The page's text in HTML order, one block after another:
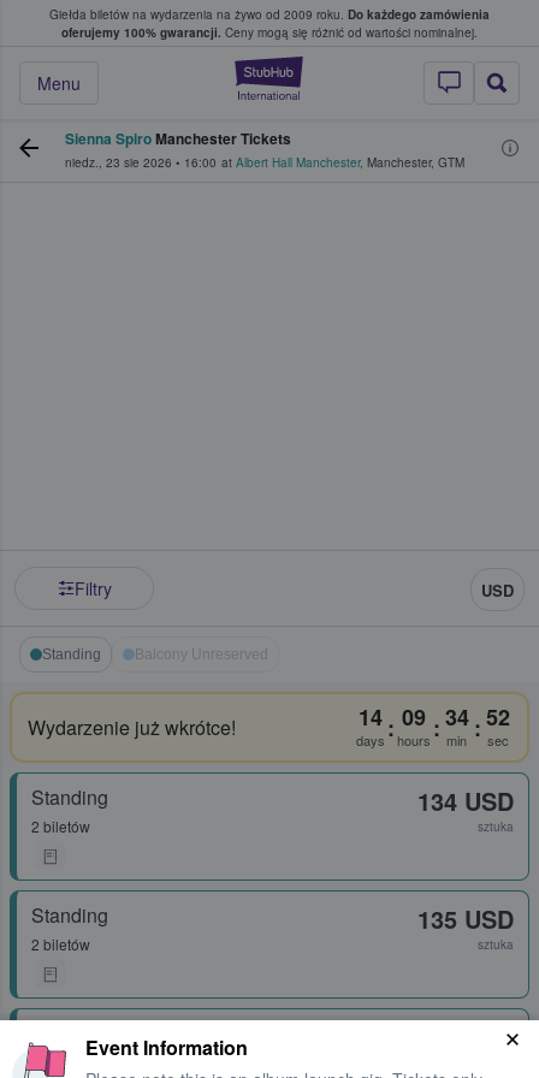
Giełda biletów na wydarzenia na żywo od 2009 roku. Do każdego zamówienia
oferujemy 100% gwarancji. Ceny mogą się różnić od wartości nominalnej.
StubHub —
Menu
w którym fani i kibice kupują i
Sienna SpiroManchester Tickets
niedz., 23 sie 2026 • 16:00 at Albert Hall Manchester, Manchester, GTM
Filtry USD
Standing Balcony Unreserved
Wydarzenie już wkrótce! 14
days : 09
hours :34
min :52
sec
Standing
2 biletów
134 USD
sztuka
Standing
2 biletów
135 USD
sztuka
1 - 4 biletów
142 USD
Event Information